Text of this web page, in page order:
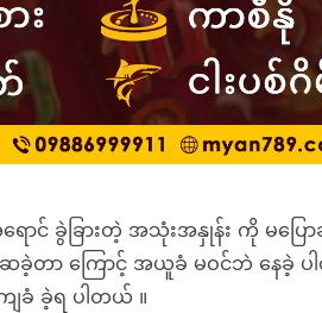
ာင် ခွဲခြားတဲ့ အသုံးအနှုန်း ကို မပြေ
ာ ကြောင့် အယူခံ မဝင်ဘဲ နေခဲ့ ပါ
ခံ ခဲ့ရ ပါတယ် ။